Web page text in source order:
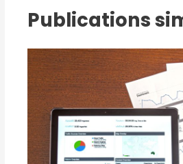
Publications